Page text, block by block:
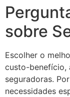
sobre
Escolher o
custo-benefício,
seguradoras.
necessidades